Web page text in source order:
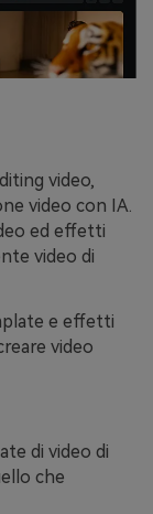
video,
video con IA.
ed effetti
video di
e effetti
video
di video di
che